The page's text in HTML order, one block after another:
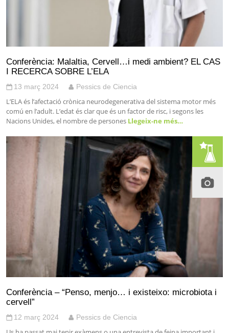
Conferència: Malaltia, Cervell…i medi ambient? EL CAS
I RECERCA SOBRE L’ELA
13 març 2024 Pessics de Ciencia
L’ELA és l’afectació crònica neurodegenerativa del sistema motor més
comú en l’adult. L’edat és clar que és un factor de risc, i segons les
Nacions Unides, el nombre de persones Llegeix-ne més…
Conferència – “Penso, menjo… i existeixo: microbiota i
cervell”
12 març 2024 Pessics de Ciencia